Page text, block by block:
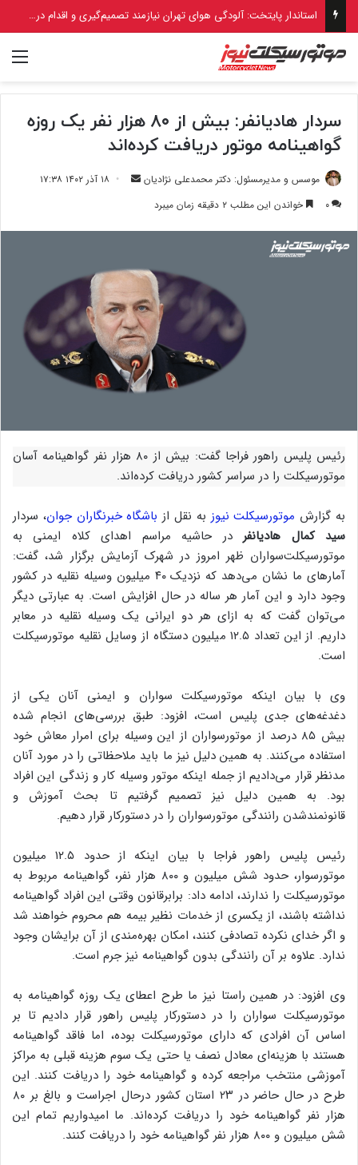
استاندار پایتخت: آلودگی هوای تهران نیازمند تصمیم‌گیری و اقدام در سطح ملی است
سردار هادیانفر: بیش از ۸۰ هزار نفر یک روزه
گواهینامه موتور دریافت کرده‌اند
موسس و مدیرمسئول: دکتر محمدعلی نژادیان
ارسال ۱۸ آذر ۱۴۰۲ ۱۷:۳۸
۰
خواندن این مطلب ۲ دقیقه زمان میبرد
رئیس پلیس راهور فراجا گفت: بیش از ۸۰ هزار نفر گواهینامه آسان
موتورسیکلت را در سراسر کشور دریافت کرده‌اند.
به گزارش موتورسیکلت نیوز به نقل از باشگاه خبرنگاران جوان، سردار
سید کمال هادیانفردر حاشیه مراسم اهدای کلاه ایمنی به
موتورسیکلت‌سواران ظهر امروز در شهرک آزمایش برگزار شد، گفت:
آمار‌های ما نشان می‌دهد که نزدیک ۴۰ میلیون وسیله نقلیه در کشور
وجود دارد و این آمار هر ساله در حال افزایش است. به عبارتی دیگر
می‌توان گفت که به ازای هر دو ایرانی یک وسیله نقلیه در معابر
داریم. از این تعداد ۱۲.۵ میلیون دستگاه از وسایل نقلیه موتورسیکلت
است.
وی با بیان اینکه موتورسیکلت سواران و ایمنی آنان یکی از
دغدغه‌های جدی پلیس است، افزود: طبق بررسی‌های انجام شده
بیش ۸۵ درصد از موتورسواران از این وسیله برای امرار معاش خود
استفاده می‌کنند. به همین دلیل نیز ما باید ملاحظاتی را در مورد آنان
مدنظر قرار می‌دادیم از جمله اینکه موتور وسیله کار و زندگی این افراد
بود. به همین دلیل نیز تصمیم گرفتیم تا بحث آموزش و
قانونمندشدن رانندگی موتورسواران را در دستورکار قرار دهیم.
رئیس پلیس راهور فراجا با بیان اینکه از حدود ۱۲.۵ میلیون
موتورسوار، حدود شش میلیون و ۸۰۰ هزار نفر، گواهینامه مربوط به
موتورسیکلت را ندارند، ادامه داد: برابرقانون وقتی این افراد گواهینامه
نداشته باشند، از یکسری از خدمات نظیر بیمه هم محروم خواهند شد
و اگر خدای نکرده تصادفی کنند، امکان بهره‌مندی از آن برایشان وجود
ندارد. علاوه بر آن رانندگی بدون گواهینامه نیز جرم است.
وی افزود: در همین راستا نیز ما طرح اعطای یک روزه گواهینامه به
موتورسیکلت سواران را در دستورکار پلیس راهور قرار دادیم تا بر
اساس آن افرادی که دارای موتورسیکلت بوده، اما فاقد گواهینامه
هستند با هزینه‌ای معادل نصف یا حتی یک سوم هزینه قبلی به مراکز
آموزشی منتخب مراجعه کرده و گواهینامه خود را دریافت کنند. این
طرح در حال حاضر در ۲۳ استان کشور درحال اجراست و بالغ بر ۸۰
هزار نفر گواهینامه خود را دریافت کرده‌اند. ما امیدواریم تمام این
شش میلیون و ۸۰۰ هزار نفر گواهینامه خود را دریافت کنند.